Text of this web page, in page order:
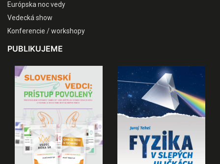
Európska noc vedy
Vedecká show
Konferencie / workshopy
PUBLIKUJEME